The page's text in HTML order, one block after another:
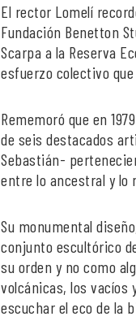
El rector Lomelí
Fundación Benetton
Scarpa a la Reserva
esfuerzo colectivo
Rememoró que en
de seis destacados
Sebastián-
entre lo ancestral y lo
Su monumental
conjunto escultórico
su orden y no como
volcánicas, los vacíos
escuchar el eco de la